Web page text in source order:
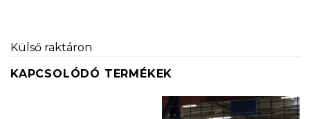
Külső raktáron
KAPCSOLÓDÓ TERMÉKEK